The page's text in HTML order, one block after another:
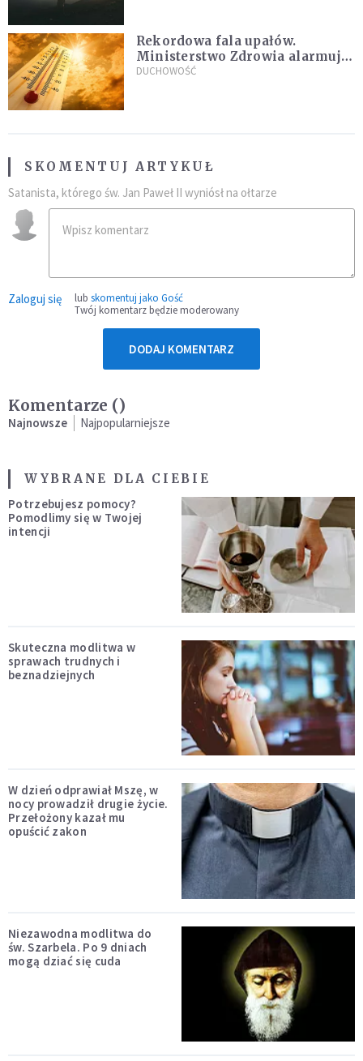
Rekordowa fala upałów.
Ministerstwo Zdrowia alarmuje
po doświadczeniach z czerwca
DUCHOWOŚĆ
SKOMENTUJ ARTYKUŁ
Satanista, którego św. Jan Paweł II wyniósł na ołtarze
Zaloguj się lub skomentuj jako Gość
Twój komentarz będzie moderowany
DODAJ KOMENTARZ
Komentarze ()
Najnowsze Najpopularniejsze
WYBRANE DLA CIEBIE
Potrzebujesz pomocy?
Pomodlimy się w Twojej
intencji
Skuteczna modlitwa w
sprawach trudnych i
beznadziejnych
W dzień odprawiał Mszę, w
nocy prowadził drugie życie.
Przełożony kazał mu
opuścić zakon
Niezawodna modlitwa do
św. Szarbela. Po 9 dniach
mogą dziać się cuda